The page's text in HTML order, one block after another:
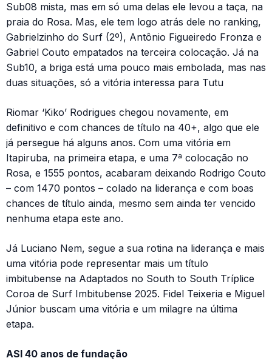
Sub08 mista, mas em só uma delas ele levou a taça, na
praia do Rosa. Mas, ele tem logo atrás dele no ranking,
Gabrielzinho do Surf (2º), Antônio Figueiredo Fronza e
Gabriel Couto empatados na terceira colocação. Já na
Sub10, a briga está uma pouco mais embolada, mas nas
duas situações, só a vitória interessa para Tutu
Riomar ‘Kiko’ Rodrigues chegou novamente, em
definitivo e com chances de título na 40+, algo que ele
já persegue há alguns anos. Com uma vitória em
Itapiruba, na primeira etapa, e uma 7ª colocação no
Rosa, e 1555 pontos, acabaram deixando Rodrigo Couto
– com 1470 pontos – colado na liderança e com boas
chances de título ainda, mesmo sem ainda ter vencido
nenhuma etapa este ano.
Já Luciano Nem, segue a sua rotina na liderança e mais
uma vitória pode representar mais um título
imbitubense na Adaptados no South to South Tríplice
Coroa de Surf Imbitubense 2025. Fidel Teixeria e Miguel
Júnior buscam uma vitória e um milagre na última
etapa.
ASI 40 anos de fundação